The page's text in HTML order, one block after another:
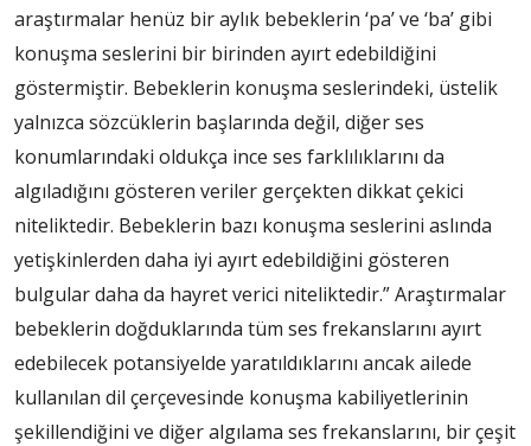
araştırmalar henüz bir aylık bebeklerin ‘pa’ ve ‘ba’ gibi
konuşma seslerini bir birinden ayırt edebildiğini
göstermiştir. Bebeklerin konuşma seslerindeki, üstelik
yalnızca sözcüklerin başlarında değil, diğer ses
konumlarındaki oldukça ince ses farklılıklarını da
algıladığını gösteren veriler gerçekten dikkat çekici
niteliktedir. Bebeklerin bazı konuşma seslerini aslında
yetişkinlerden daha iyi ayırt edebildiğini gösteren
bulgular daha da hayret verici niteliktedir.” Araştırmalar
bebeklerin doğduklarında tüm ses frekanslarını ayırt
edebilecek potansiyelde yaratıldıklarını ancak ailede
kullanılan dil çerçevesinde konuşma kabiliyetlerinin
şekillendiğini ve diğer algılama ses frekanslarını, bir çeşit